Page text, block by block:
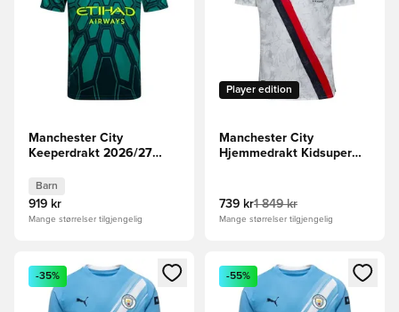
Manchester City
Keeperdrakt 2026/27
Barn
919 kr
Mange størrelser tilgjengelig
Player edition
Manchester City
Hjemmedrakt Kidsuper
739 kr1 849 kr
Mange størrelser tilgjengelig
Åpner en Modal for å logge inn eller registrere deg som
-35%
Åpner en Modal for å logge
-55%